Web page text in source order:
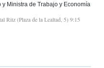
Ministra de Trabajo y Economía
Ritz (Plaza de la Lealtad, 5) 9:15